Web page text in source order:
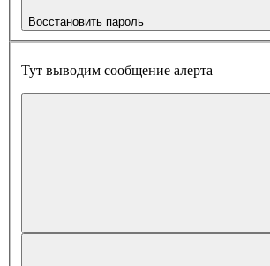
Восстановить пароль
Тут выводим сообщение алерта